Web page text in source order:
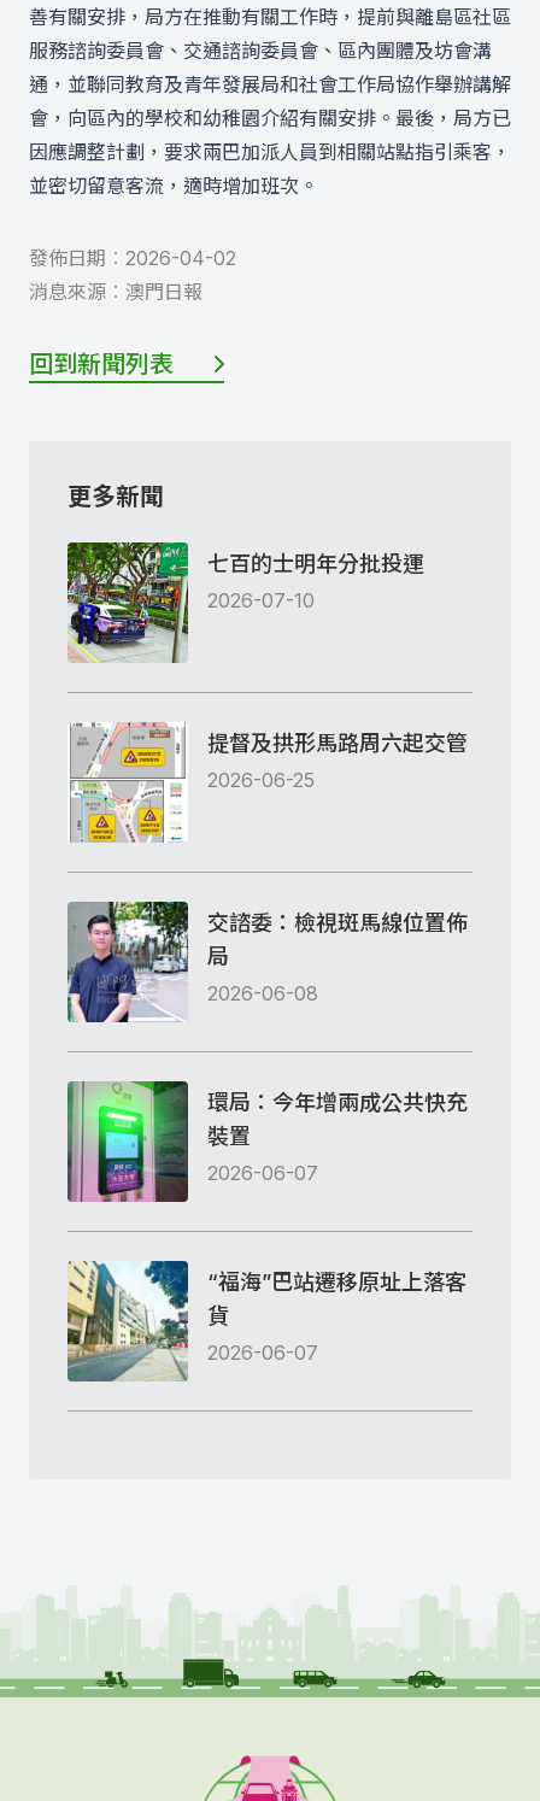
善有關安排，局方在推動有關工作時，提前與離島區社區
服務諮詢委員會、交通諮詢委員會、區內團體及坊會溝
通，並聯同教育及青年發展局和社會工作局協作舉辦講解
會，向區內的學校和幼稚園介紹有關安排。最後，局方已
因應調整計劃，要求兩巴加派人員到相關站點指引乘客，
並密切留意客流，適時增加班次。
發佈日期︰ 2026-04-02
消息來源︰ 澳門日報
回到新聞列表
更多新聞
七百的士明年分批投運
2026-07-10
提督及拱形馬路周六起交管
2026-06-25
交諮委：檢視斑馬線位置佈
局
2026-06-08
環局：今年增兩成公共快充
裝置
2026-06-07
“福海”巴站遷移原址上落客
貨
2026-06-07